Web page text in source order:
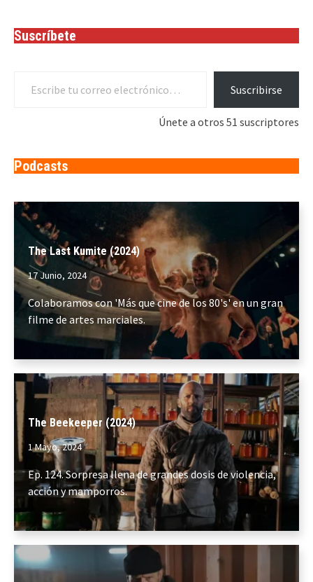
Suscríbete
Suscribirse
Únete a otros 51 suscriptores
Podcasts
The Last Kumite (2024)
17 Junio, 2024
Colaboramos con 'Más que cine de los 80's' en un gran
filme de artes marciales.
The Beekeeper (2024)
1 Mayo, 2024
Ep. 124. Sorpresa llena de grandes dosis de violencia,
acción y mamporros.